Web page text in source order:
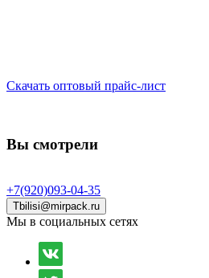
Скачать оптовый прайс-лист
Вы смотрели
+7(920)093-04-35
Tbilisi@mirpack.ru
Мы в социальных сетях